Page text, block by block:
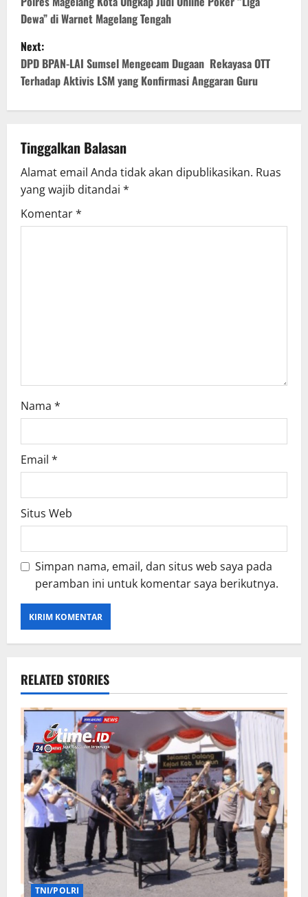
o
s
t
n
v
i
g
Dewa” di Warnet Magelang Tengah
Next:
DPD BPAN-LAI Sumsel Mengecam Dugaan Rekayasa OTT
Terhadap Aktivis LSM yang Konfirmasi Anggaran Guru
Tinggalkan Balasan
Alamat email Anda tidak akan dipublikasikan. Ruas
yang wajib ditandai *
Komentar*
Nama *
Email *
Situs Web
Simpan nama, email, dan situs web saya pada
peramban ini untuk komentar saya berikutnya.
RELATED STORIES
TNI/POLRI